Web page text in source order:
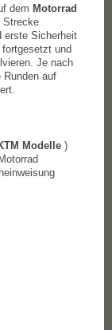
dem Motorrad
Strecke
erste Sicherheit
und
Je nach
Runden auf
Modelle )